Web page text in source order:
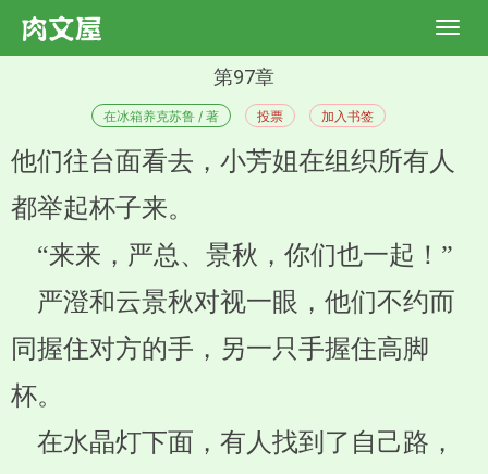
第97章
在冰箱养克苏鲁 / 著 投票 加入书签
他们往台面看去，小芳姐在组织所有人
都举起杯子来。
“来来，严总、景秋，你们也一起！”
严澄和云景秋对视一眼，他们不约而
同握住对方的手，另一只手握住高脚
杯。
在水晶灯下面，有人找到了自己路，